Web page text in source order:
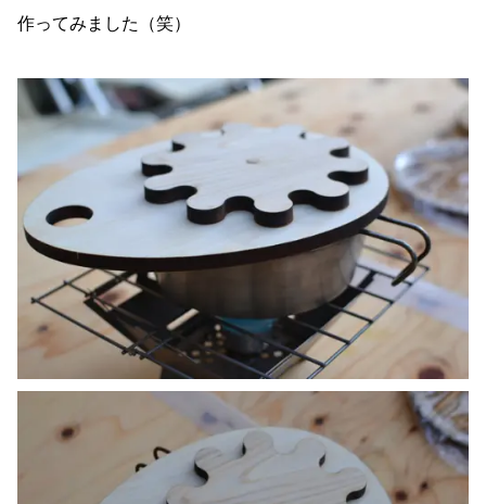
作ってみました（笑）